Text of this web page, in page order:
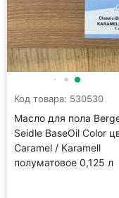
Код товара: 530530
Масло для пола
Seidle BaseOil Color
Caramel / Karamell
полуматовое 0,125 л